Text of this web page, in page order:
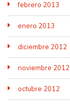
febrero 2013
enero 2013
diciembre 2012
noviembre 2012
octubre 2012